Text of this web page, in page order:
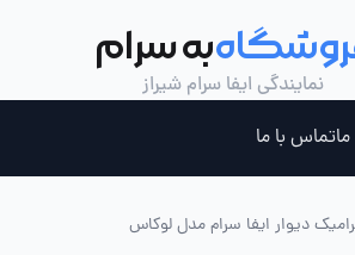
به سرام
نمایندگی ایفا سرام شیراز
تماس با ما
دیوار ایفا سرام مدل لوکاس